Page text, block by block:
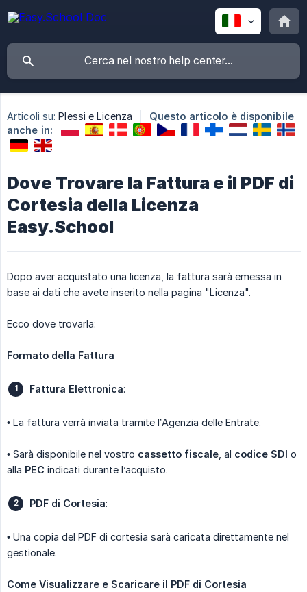
Articoli su: Plessi e Licenza
Questo articolo è disponibile
anche in:
Dove Trovare la Fattura e il PDF di
Cortesia della Licenza
Easy.School
Dopo aver acquistato una licenza, la fattura sarà emessa in
base ai dati che avete inserito nella pagina "Licenza".
Ecco dove trovarla:
Formato della Fattura
Fattura Elettronica:
• La fattura verrà inviata tramite l’Agenzia delle Entrate.
• Sarà disponibile nel vostro cassetto fiscale , al codice SDI o
alla PEC indicati durante l’acquisto.
PDF di Cortesia:
• Una copia del PDF di cortesia sarà caricata direttamente nel
gestionale.
Come Visualizzare e Scaricare il PDF di Cortesia